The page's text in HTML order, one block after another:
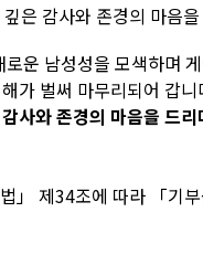
은 감사와 존경의 마음
운 남성성을 모색하며
가 벌써 마무리되어 갑니
사와 존경의 마음을 드리
」 제34조에 따라 「기